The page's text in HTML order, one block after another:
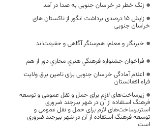
زنگ خطر در خراسان جنوبی به صدا در آمد
زایش ۱۵ درصدی برداشت انگور از تاکستان های
خراسان جنوبی
خبرنگار و معلم، هم‌سنگر آگاهی و حقیقت‌اند
فراخوان جشنواره فرهنگي هنري مجازي دور از هم
اعلام آمادگی خراسان جنوبی برای تامین برق ولایت
فراه افغانستان
زیرساخت‌های لازم برای حمل و نقل عمومی و توسعه
فرهنگ استفاده از آن در شهر بیرجند ضروری
استزیرساخت‌های لازم برای حمل و نقل عمومی و
توسعه فرهنگ استفاده از آن در شهر بیرجند ضروری
است